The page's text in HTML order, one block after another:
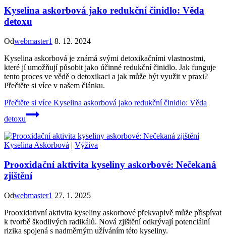
Kyselina askorbová jako redukční činidlo: Věda
detoxu
Odwebmaster1 8. 12. 2024
Kyselina askorbová je známá svými detoxikačními vlastnostmi,
které jí umožňují působit jako účinné redukční činidlo. Jak funguje
tento proces ve vědě o detoxikaci a jak může být využit v praxi?
Přečtěte si více v našem článku.
Přečtěte si více Kyselina askorbová jako redukční činidlo: Věda
detoxu
Kyselina Askorbová | Výživa
Prooxidační aktivita kyseliny askorbové: Nečekaná
zjištění
Odwebmaster1 27. 1. 2025
Prooxidativní aktivita kyseliny askorbové překvapivě může přispívat
k tvorbě škodlivých radikálů. Nová zjištění odkrývají potenciální
rizika spojená s nadměrným užíváním této kyseliny.